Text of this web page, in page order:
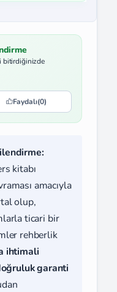
bitirdiğinizde
Faydalı(0)
kitabı
amacıyla
olup,
ticari bir
rehberlik
ihtimali
garanti